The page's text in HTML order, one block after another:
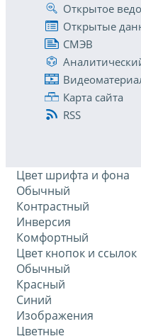
Открытое
Открытые
СМЭВ
Карта сайта
RSS
Цвет шрифта и фона
Обычный
Контрастный
Инверсия
Комфортный
Цвет кнопок и ссылок
Обычный
Красный
Синий
Изображения
Цветные